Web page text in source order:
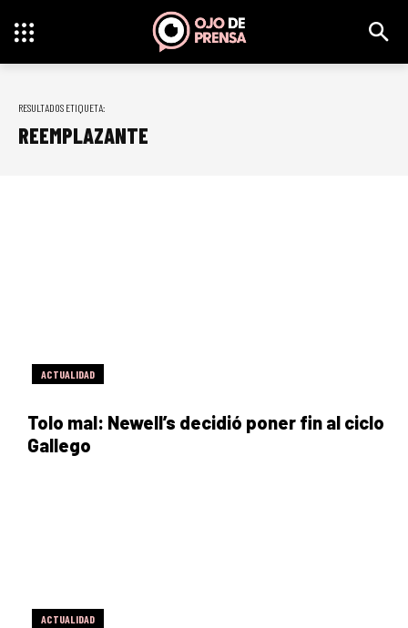
RESULTADOS ETIQUETA:
REEMPLAZANTE
ACTUALIDAD
Tolo mal: Newell’s decidió poner fin al ciclo
Gallego
ACTUALIDAD